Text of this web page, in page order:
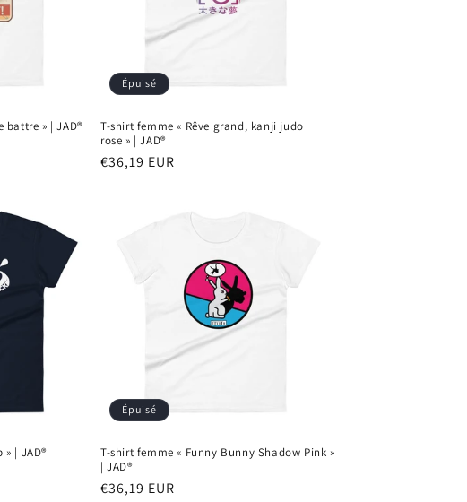
battre » | JAD®
Épuisé
T-shirt femme « Rêve grand, kanji judo
rose » | JAD®
Prix
€36,19 EUR
» | JAD®
Épuisé
T-shirt femme « Funny Bunny Shadow Pink »
| JAD®
Prix
€36,19 EUR